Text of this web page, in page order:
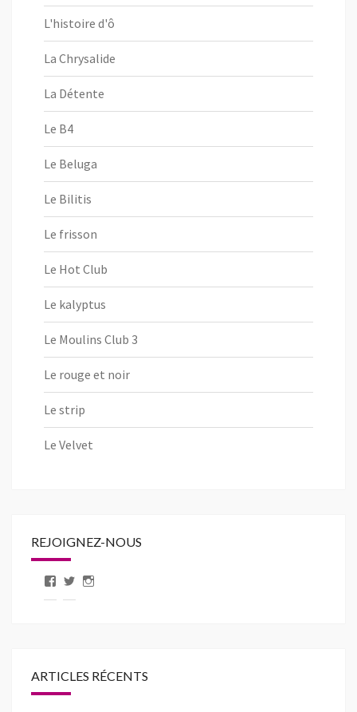
L'histoire d'ô
La Chrysalide
La Détente
Le B4
Le Beluga
Le Bilitis
Le frisson
Le Hot Club
Le kalyptus
Le Moulins Club 3
Le rouge et noir
Le strip
Le Velvet
REJOIGNEZ-NOUS
Voir Voir
ARTICLES RÉCENTS